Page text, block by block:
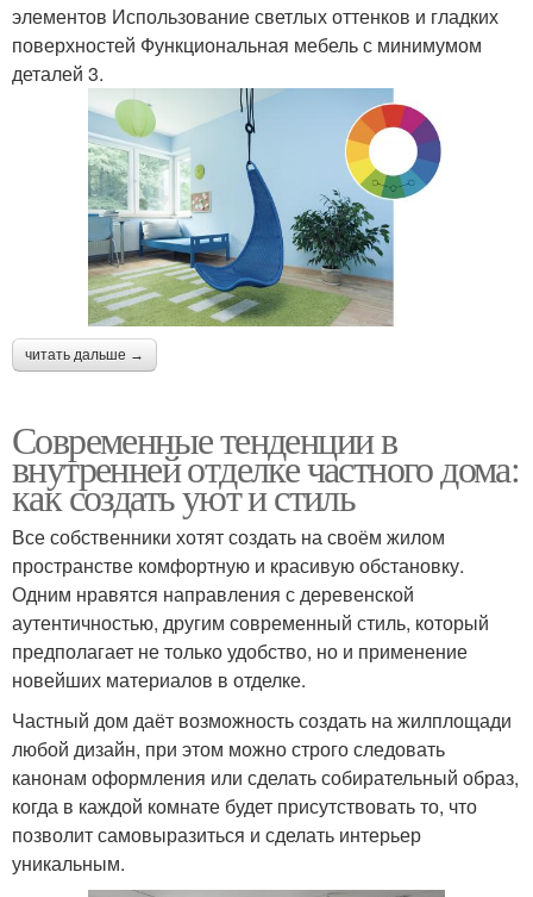
элементов Использование светлых оттенков и гладких
поверхностей Функциональная мебель с минимумом
деталей 3.
читать дальше →
Современные тенденции в
внутренней отделке частного дома:
как создать уют и стиль
Все собственники хотят создать на своём жилом
пространстве комфортную и красивую обстановку.
Одним нравятся направления с деревенской
аутентичностью, другим современный стиль, который
предполагает не только удобство, но и применение
новейших материалов в отделке.
Частный дом даёт возможность создать на жилплощади
любой дизайн, при этом можно строго следовать
канонам оформления или сделать собирательный образ,
когда в каждой комнате будет присутствовать то, что
позволит самовыразиться и сделать интерьер
уникальным.